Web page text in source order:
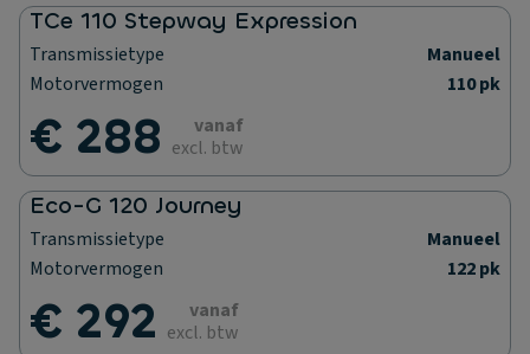
TCe 110 Stepway Expression
Transmissietype
Manueel
Motorvermogen
110 pk
€ 288
vanaf
excl. btw
Eco-G 120 Journey
Transmissietype
Manueel
Motorvermogen
122 pk
€ 292
vanaf
excl. btw